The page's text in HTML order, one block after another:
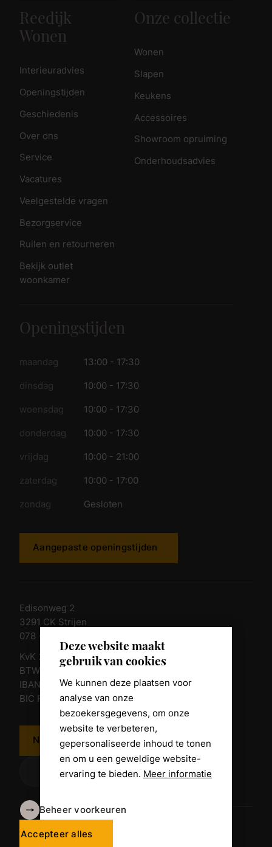
Deze website maakt
gebruik van cookies
We kunnen deze plaatsen voor
analyse van onze
bezoekersgegevens, om onze
website te verbeteren,
gepersonaliseerde inhoud te tonen
en om u een geweldige website-
ervaring te bieden. Meer informatie
Beheer voorkeuren
Accepteer alles
Reedijk
Wonen
Interieuradvies
Openingstijden
Geschiedenis
Over ons
Service
Vacatures
Veelgestelde vragen
Bezorgservice
Ruilen en retourneren
Bekijk outlet
woonkamer
Onze collectie
Wonen
Slapen
Keukens
Accessoires
Showroom opruiming
Onderhoudsadvies
Openingstijden
maandag 13:00 - 17:30
dinsdag 10:00 - 17:30
woensdag 10:00 - 17:30
donderdag 10:00 - 17:30
vrijdag 10:00 - 21:00
zaterdag 10:00 - 17:00
zondag Gesloten
Aangepaste openingstijden
Edisonweg 2
3291 CK Strijen
078 - 674 84 85
KvK 23011135
BTW nr. NL 805098938.B.01
IBAN NL10 RABO 0361 8039 58
BIC RABONL2U
Neem contact op
Algemene voorwaarden